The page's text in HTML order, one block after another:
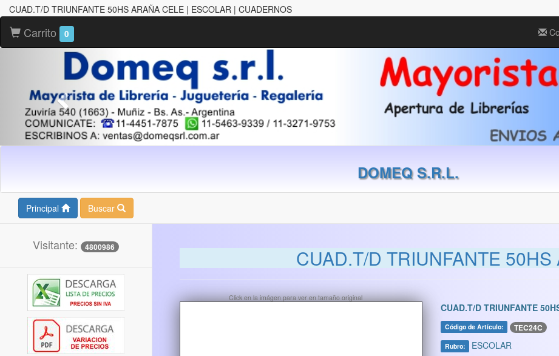
CUAD.T/D TRIUNFANTE 50HS ARAÑA CELE | ESCOLAR | CUADERNOS
Carrito 0
DOMEQ S.R.L.
Principal Buscar
Visitante: 4800986 CUAD.T/D TRIUNFANTE
Click en la imágen para ver en tamaño original
CUAD.T/D TRIUNFANTE
Código de Artículo: TEC24C
Rubro: ESCOLAR